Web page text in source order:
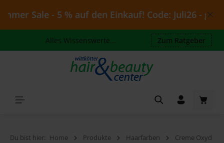
Zum Hauptinhalt springen
Sale - 5 % auf den Einkauf! Code: Juli26 - gültig
Alles Wissenswerte... Zum Ratgeber
Du bist hier: Home Produkte Haarfarben Creme Oxyd